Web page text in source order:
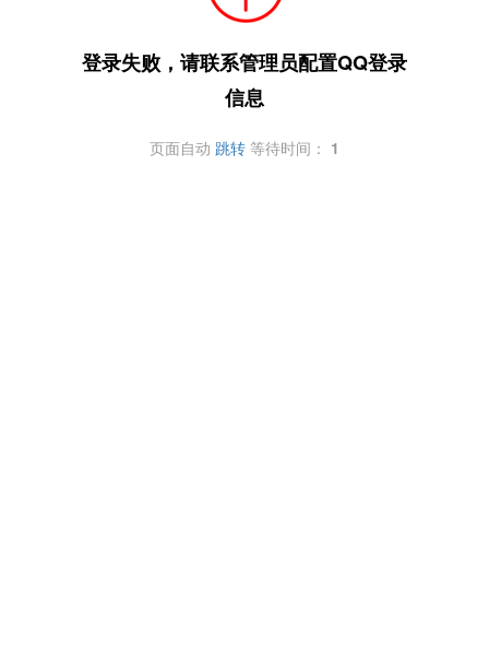
登录失败，请联系管理员配置QQ登录
信息
页面自动 跳转 等待时间： 1